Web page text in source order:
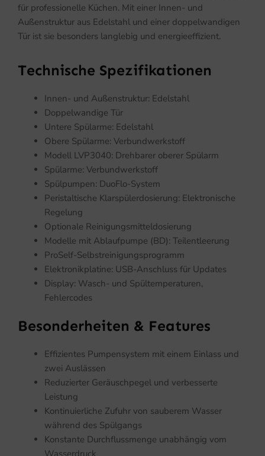
für professionelle Küchen. Mit einer Innen- und
Außenstruktur aus Edelstahl und einer doppelwandigen
Tür ist sie besonders langlebig und energieeffizient.
Technische Spezifikationen
Innen- und Außenstruktur: Edelstahl
Doppelwandige Tür
Untere Spülarme: Edelstahl
Obere Spülarme: Verbundwerkstoff
Modell LVP3040: Drehbarer oberer Spülarm
Spülarme: Verbundwerkstoff
Spülpumpen: DuoFlo-System
Peristaltische Klarspülerdosierung: Elektronische
Regelung
Optionale Reinigungsmitteldosierung
Modelle mit Ablaufpumpe (BD): Teilentleerung
ProSelf-Selbstreinigungsprogramm
Elektronikplatine: USB-Anschluss für Updates
Display: Wasch- und Spültemperaturen,
Fehlercodes
Besonderheiten & Features
Effizientes Pumpensystem mit einem Einlass und
zwei Auslässen
Reduzierter Geräuschpegel und verbesserte
Leistung
Kontinuierliche Zufuhr von sauberem Wasser
während des Spülgangs
Konstante Durchflussmenge unabhängig vom